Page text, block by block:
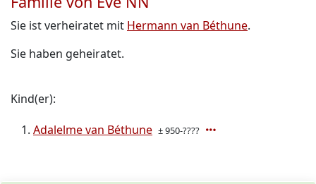
Sie ist verheiratet mit Hermann van Béthune.
Sie haben geheiratet.
Kind(er):
Adalelme van Béthune ± 950-????